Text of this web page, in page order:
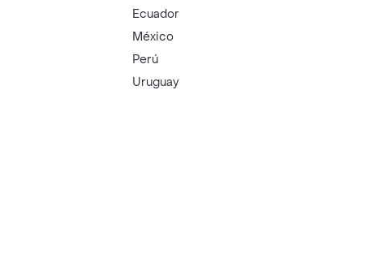
Ecuador
México
Perú
Uruguay